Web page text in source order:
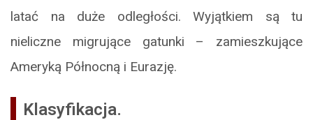
latać na duże odległości. Wyjątkiem są tu
nieliczne migrujące gatunki – zamieszkujące
Ameryką Północną i Eurazję.
Klasyfikacja.